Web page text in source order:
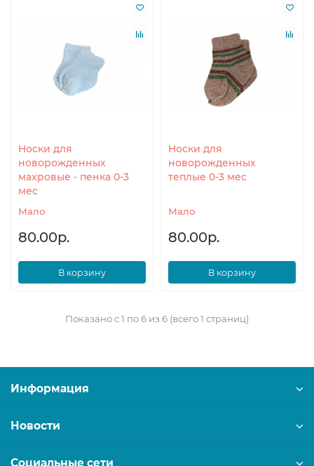
Носки для
новорожденных
махровые - пенка 0-3
мес
Мало
80.00р.
В корзину
Носки для
новорожденных
теплые 0-3 мес
Мало
80.00р.
В корзину
Показано с 1 по 6 из 6 (всего 1 страниц)
Информация
Новости
Социальные сети